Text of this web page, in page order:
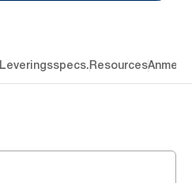
Leveringsspecs.Resources